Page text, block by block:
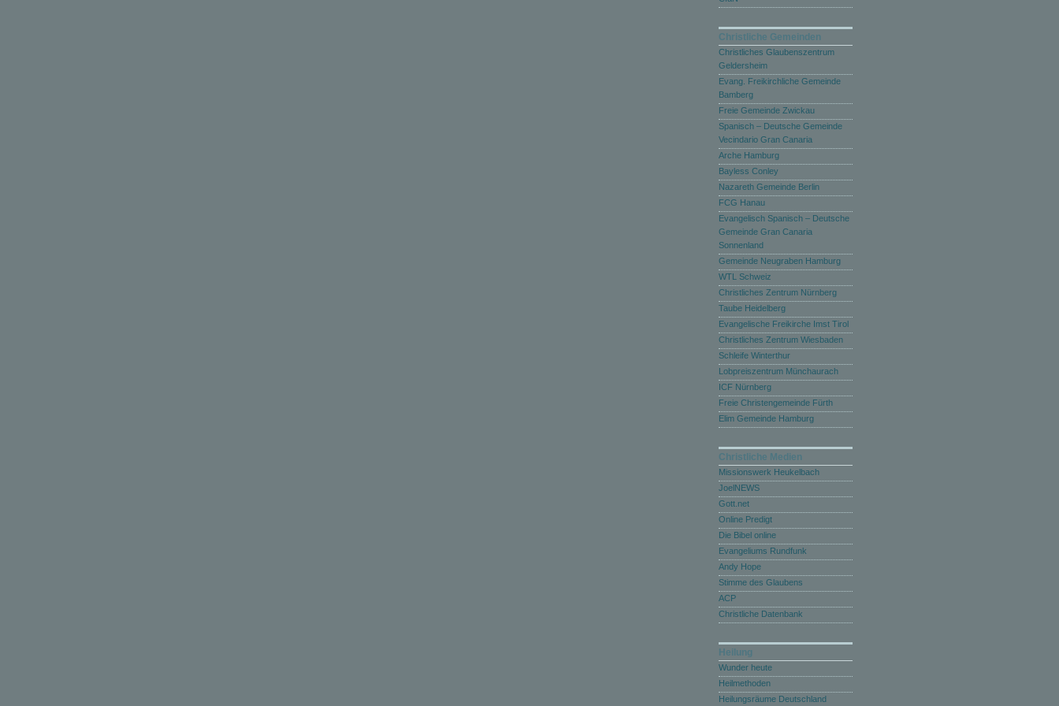
Christliche Gemeinden
Christliches Glaubenszentrum
Geldersheim
Evang. Freikirchliche Gemeinde
Bamberg
Freie Gemeinde Zwickau
Spanisch – Deutsche Gemeinde
Vecindario Gran Canaria
Arche Hamburg
Bayless Conley
Nazareth Gemeinde Berlin
FCG Hanau
Evangelisch Spanisch – Deutsche
Gemeinde Gran Canaria
Sonnenland
Gemeinde Neugraben Hamburg
WTL Schweiz
Christliches Zentrum Nürnberg
Taube Heidelberg
Evangelische Freikirche Imst Tirol
Christliches Zentrum Wiesbaden
Schleife Winterthur
Lobpreiszentrum Münchaurach
ICF Nürnberg
Freie Christengemeinde Fürth
Elim Gemeinde Hamburg
Christliche Medien
Missionswerk Heukelbach
JoelNEWS
Gott.net
Online Predigt
Die Bibel online
Evangeliums Rundfunk
Andy Hope
Stimme des Glaubens
ACP
Christliche Datenbank
Heilung
Wunder heute
Heilmethoden
Heilungsräume Deutschland